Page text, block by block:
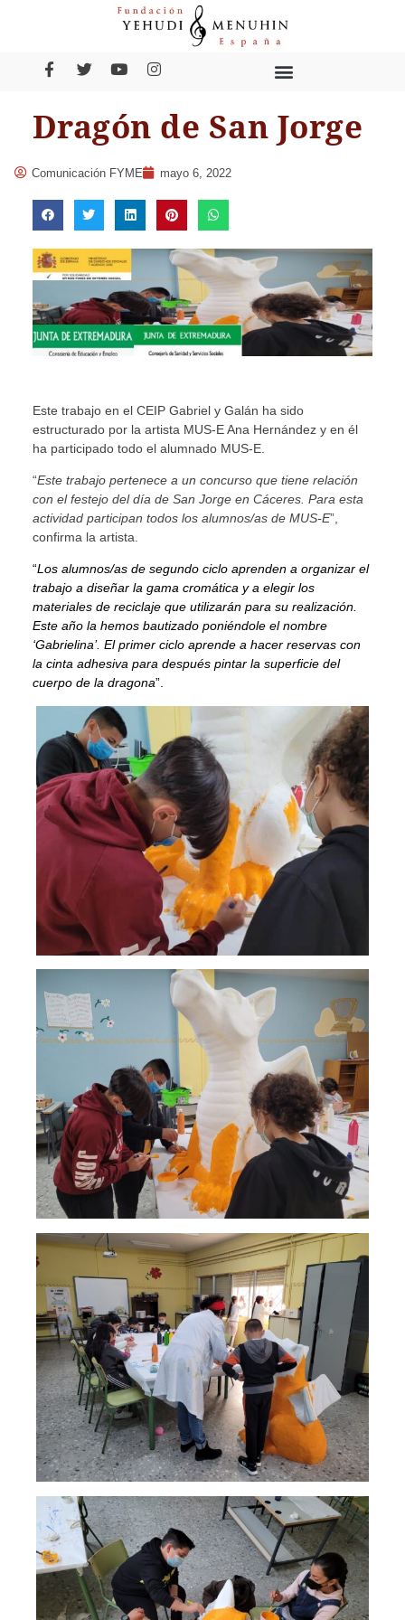
Dragón de San Jorge
Comunicación FYME mayo 6, 2022
Este trabajo en el CEIP Gabriel y Galán ha sido
estructurado por la artista MUS-E Ana Hernández y en él
ha participado todo el alumnado MUS-E.
“Este trabajo pertenece a un concurso que tiene relación
con el festejo del día de San Jorge en Cáceres. Para esta
actividad participan todos los alumnos/as de MUS-E”,
confirma la artista.
“Los alumnos/as de segundo ciclo aprenden a organizar el
trabajo a diseñar la gama cromática y a elegir los
materiales de reciclaje que utilizarán para su realización.
Este año la hemos bautizado poniéndole el nombre
‘Gabrielina’. El primer ciclo aprende a hacer reservas con
la cinta adhesiva para después pintar la superficie del
cuerpo de la dragona”.